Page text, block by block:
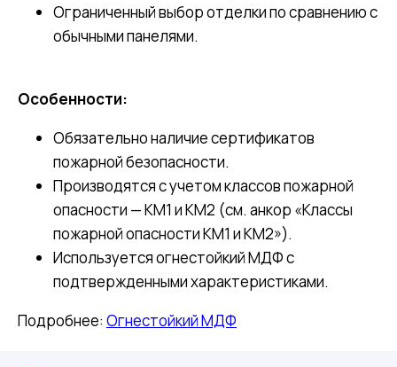
Ограниченный выбор отделки по сравнению с
обычными панелями.
Особенности:
Обязательно наличие сертификатов
пожарной безопасности.
Производятся с учетом классов пожарной
опасности — КМ1 и КМ2 (см. анкор «Классы
пожарной опасности КМ1 и КМ2»).
Используется огнестойкий МДФ с
подтвержденными характеристиками.
Подробнее: Огнестойкий МДФ